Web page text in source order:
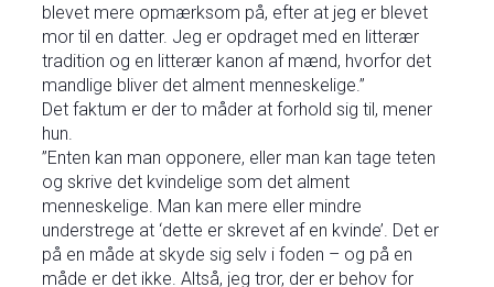
blevet mere opmærksom på, efter at jeg er blevet
mor til en datter. Jeg er opdraget med en litterær
tradition og en litterær kanon af mænd, hvorfor det
mandlige bliver det alment menneskelige.”
Det faktum er der to måder at forhold sig til, mener
hun.
”Enten kan man opponere, eller man kan tage teten
og skrive det kvindelige som det alment
menneskelige. Man kan mere eller mindre
understrege at ‘dette er skrevet af en kvinde’. Det er
på en måde at skyde sig selv i foden – og på en
måde er det ikke. Altså, jeg tror, der er behov for